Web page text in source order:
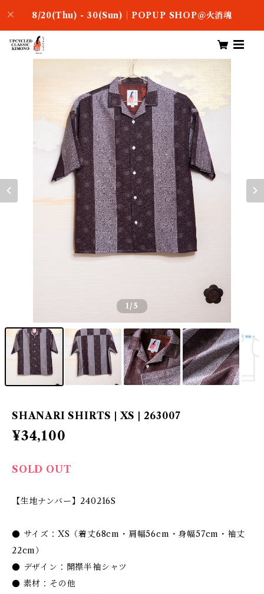
8/20(Thu) - 30(Sun)｜POPUP SHOP＠火消魂
1/5
SHANARI SHIRTS | XS | 263007
¥34,100
SOLD OUT
【生地ナンバー】240216S
● サイズ：XS（着丈68cm・肩幅56cm・身幅57cm・袖丈
22cm）
● デザイン：開襟半袖シャツ
● 素材：その他